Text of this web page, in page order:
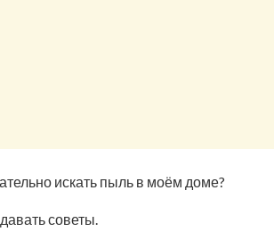
искать пыль в моём доме?
советы.